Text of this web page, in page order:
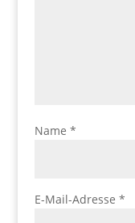
Name *
E-Mail-Adresse *